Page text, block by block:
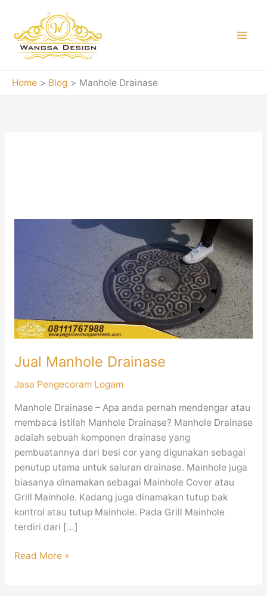
content
Home Blog Manhole Drainase
Jual Manhole Drainase
Jasa Pengecoram Logam
Manhole Drainase – Apa anda pernah mendengar atau
membaca istilah Manhole Drainase? Manhole Drainase
adalah sebuah komponen drainase yang
pembuatannya dari besi cor yang digunakan sebagai
penutup utama untuk saluran drainase. Mainhole juga
biasanya dinamakan sebagai Mainhole Cover atau
Grill Mainhole. Kadang juga dinamakan tutup bak
kontrol atau tutup Mainhole. Pada Grill Mainhole
terdiri dari […]
Manhole
Drainase
Read More »